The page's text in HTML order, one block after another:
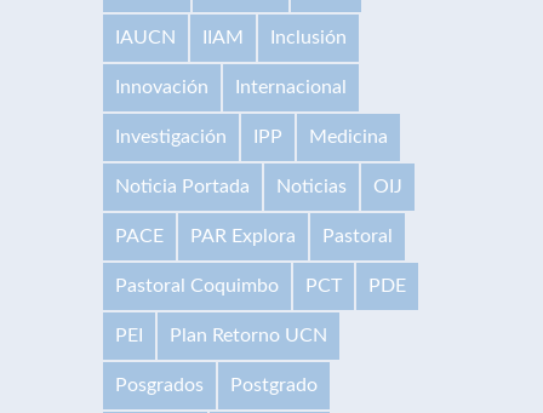
IAUCN IIAM Inclusión
Innovación Internacional
Investigación IPP Medicina
Noticia Portada Noticias OIJ
PACE PAR Explora Pastoral
Pastoral Coquimbo PCT PDE
PEI Plan Retorno UCN
Posgrados Postgrado